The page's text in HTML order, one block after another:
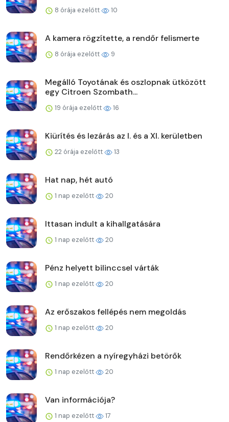
8 órája ezelőtt 10
A kamera rögzítette, a rendőr felismerte
8 órája ezelőtt 9
Megálló Toyotának és oszlopnak ütközött
egy Citroen Szombath...
19 órája ezelőtt 16
Kiürítés és lezárás az I. és a XI. kerületben
22 órája ezelőtt 13
Hat nap, hét autó
1 nap ezelőtt 20
Ittasan indult a kihallgatására
1 nap ezelőtt 20
Pénz helyett bilinccsel várták
1 nap ezelőtt 20
Az erőszakos fellépés nem megoldás
1 nap ezelőtt 20
Rendőrkézen a nyíregyházi betörők
1 nap ezelőtt 20
Van információja?
1 nap ezelőtt 17